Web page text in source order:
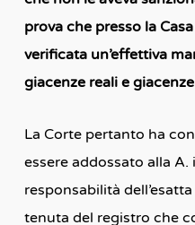
prova che presso la
verificata un’effettiva
giacenze reali e
La Corte pertanto ha
essere addossato alla
responsabilità
tenuta del registro che